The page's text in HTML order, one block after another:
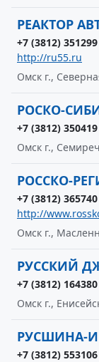
РЕАКТОР
+7 (3812) 351299
http://ru55.ru
Омск г.,
РОСКО-
+7 (3812) 350419
Омск г.,
РОССКО-
+7 (3812) 365740
http://
Омск г.,
РУССКИЙ
+7 (3812) 164380
Омск г.,
РУСШИНА-
+7 (3812) 553106